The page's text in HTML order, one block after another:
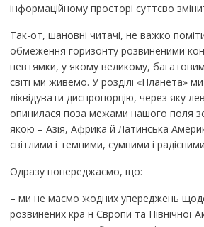
інформаційному просторі суттєво
Так-от, шановні читачі, не важко
обмеження горизонту розвиненими
невтямки, у якому великому,
світі ми живемо. У розділі «Планета»
ліквідувати диспропорцію, через яку
опинилася поза межами нашого поля
якою – Азія, Африка й Латинська
світлими і темними, сумними і
Одразу попереджаємо, що:
– ми не маємо жодних упереджень
розвинених країн Європи та Північної